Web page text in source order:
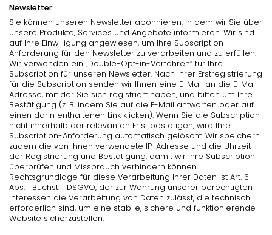
Newsletter:
Sie können unseren Newsletter abonnieren, in dem wir Sie über
unsere Produkte, Services und Angebote informieren. Wir sind
auf Ihre Einwilligung angewiesen, um Ihre Subscription-
Anforderung für den Newsletter zu verarbeiten und zu erfüllen.
Wir verwenden ein „Double-Opt-in-Verfahren“ für Ihre
Subscription für unseren Newsletter. Nach Ihrer Erstregistrierung
für die Subscription senden wir Ihnen eine E-Mail an die E-Mail-
Adresse, mit der Sie sich registriert haben, und bitten um Ihre
Bestätigung (z. B. indem Sie auf die E-Mail antworten oder auf
einen darin enthaltenen Link klicken). Wenn Sie die Subscription
nicht innerhalb der relevanten Frist bestätigen, wird Ihre
Subscription-Anforderung automatisch gelöscht. Wir speichern
zudem die von Ihnen verwendete IP-Adresse und die Uhrzeit
der Registrierung und Bestätigung, damit wir Ihre Subscription
überprüfen und Missbrauch verhindern können.
Rechtsgrundlage für diese Verarbeitung Ihrer Daten ist Art. 6
Abs. 1 Buchst. f DSGVO, der zur Wahrung unserer berechtigten
Interessen die Verarbeitung von Daten zulässt, die technisch
erforderlich sind, um eine stabile, sichere und funktionierende
Website sicherzustellen.